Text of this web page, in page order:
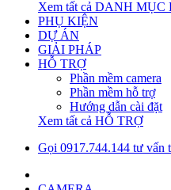
Xem tất cả DANH MỤC
PHỤ KIỆN
DỰ ÁN
GIẢI PHÁP
HỖ TRỢ
Phần mềm camera
Phần mềm hỗ trợ
Hướng dẫn cài đặt
Xem tất cả HỖ TRỢ
Gọi 0917.744.144 tư vấn